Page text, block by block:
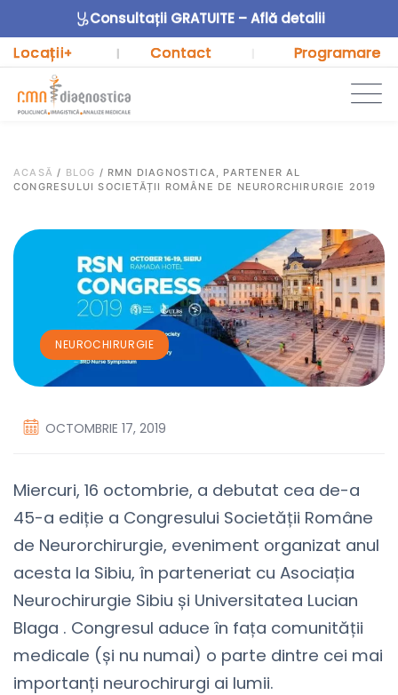
Consultații GRATUITE – Află detalii
Locații+ | Contact Programare
ACASĂ / BLOG / RMN DIAGNOSTICA, PARTENER AL
CONGRESULUI SOCIETĂȚII ROMÂNE DE NEURORCHIRURGIE 2019
NEUROCHIRURGIE
OCTOMBRIE 17, 2019
Miercuri, 16 octombrie, a debutat cea de-a
45-a ediție a Congresului Societății Române
de Neurorchirurgie, eveniment organizat anul
acesta la Sibiu, în parteneriat cu Asociația
Neurochirurgie Sibiu și Universitatea Lucian
Blaga . Congresul aduce în fața comunității
medicale (și nu numai) o parte dintre cei mai
importanți neurochirurgi ai lumii.